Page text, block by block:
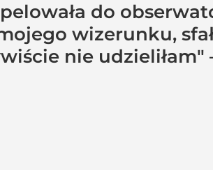
do
wizerunku,
nie udzieliłam"